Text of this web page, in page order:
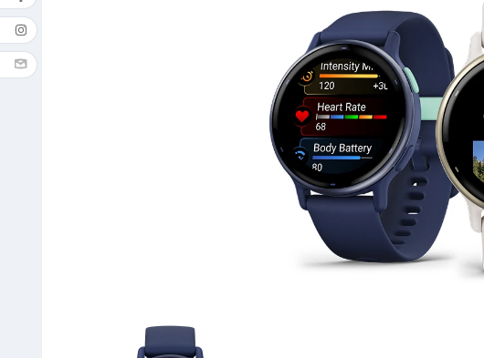
Όνομα Λίστα
Ακύρωση